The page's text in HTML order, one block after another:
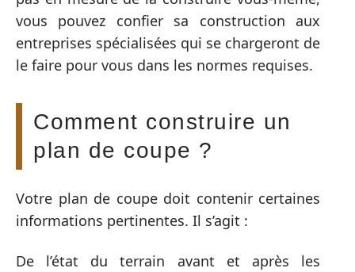
vous pouvez confier sa construction aux
entreprises spécialisées qui se chargeront de
le faire pour vous dans les normes requises.
Comment construire un
plan de coupe ?
Votre plan de coupe doit contenir certaines
informations pertinentes. Il s’agit :
De l’état du terrain avant et après les